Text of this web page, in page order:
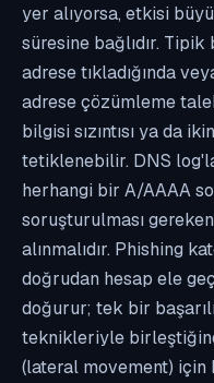
yer alıyorsa, etkisi
süresine bağlıdır.
adrese tıkladığında
adrese çözümleme
bilgisi sızıntısı ya da
tetiklenebilir. DNS
herhangi bir A/AAAA
soruşturulması
alınmalıdır. Phishing
doğrudan hesap ele
doğurur; tek bir
teknikleriyle
(lateral movement) için